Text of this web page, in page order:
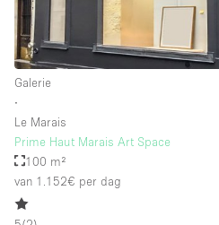
Galerie
∙
Le Marais
Prime Haut Marais Art Space
100 m²
van 1.152€ per dag